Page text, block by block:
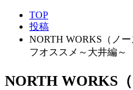
TOP
投稿
NORTH WORKS（ノ
フオススメ～大井編～
NORTH WORKS